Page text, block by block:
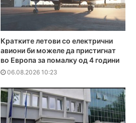
Кратките летови со електрични
авиони би можеле да пристигнат
во Европа за помалку од 4 години
06.08.2026 10:23